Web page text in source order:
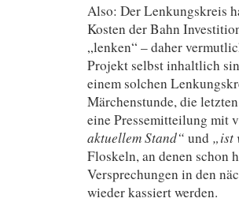
Also: Der Lenkungskreis
Kosten der Bahn
„lenken“ – daher
Projekt selbst inhaltlich
einem solchen
Märchenstunde, die
eine Pressemitteilung mit
aktuellem Stand“ und „ist
Floskeln, an denen schon
Versprechungen in den
wieder kassiert werden.